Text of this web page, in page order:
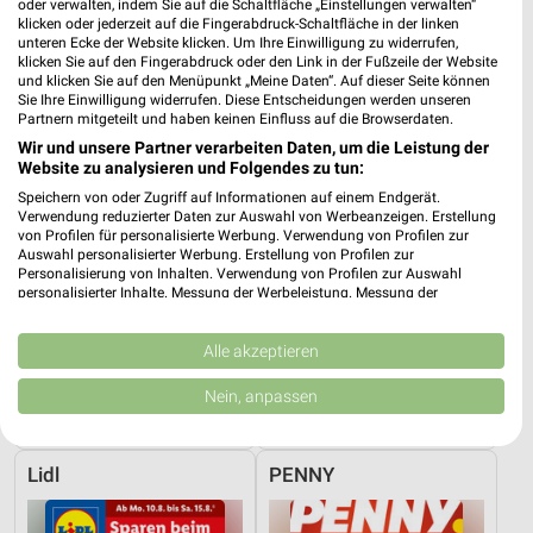
Lidl
1,2 km
hagebaumarkt
16,8 km
Angebote ab 25.07.
Lidl PENNY
oder verwalten, indem Sie auf die Schaltfläche „Einstellungen verwalten“
klicken oder jederzeit auf die Fingerabdruck-Schaltfläche in der linken
unteren Ecke der Website klicken. Um Ihre Einwilligung zu widerrufen,
klicken Sie auf den Fingerabdruck oder den Link in der Fußzeile der Website
und klicken Sie auf den Menüpunkt „Meine Daten“. Auf dieser Seite können
Sie Ihre Einwilligung widerrufen. Diese Entscheidungen werden unseren
Partnern mitgeteilt und haben keinen Einfluss auf die Browserdaten.
Wir und unsere Partner verarbeiten Daten, um die Leistung der
Website zu analysieren und Folgendes zu tun:
Speichern von oder Zugriff auf Informationen auf einem Endgerät.
Verwendung reduzierter Daten zur Auswahl von Werbeanzeigen. Erstellung
von Profilen für personalisierte Werbung. Verwendung von Profilen zur
Auswahl personalisierter Werbung. Erstellung von Profilen zur
Personalisierung von Inhalten. Verwendung von Profilen zur Auswahl
personalisierter Inhalte. Messung der Werbeleistung. Messung der
Kombinationen von Daten aus verschiedenen Quellen. Entwicklung und
Verbesserung der Angebote. Verwendung reduzierter Daten zur Auswahl
von Inhalten.
Daten können außerhalb der Europäischen Union weitergegeben und in die
USA gesendet werden.
Website/App.
Partnerliste anzeigen (1 IAB-Anbieter)
Wir nutzen Ihre Daten für folgende Zwecke:
Alle akzeptieren
Nein, anpassen